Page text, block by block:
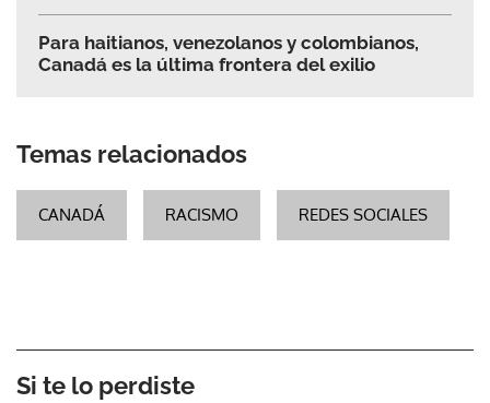
Para haitianos, venezolanos y colombianos,
Canadá es la última frontera del exilio
Temas relacionados
CANADÁ RACISMO REDES SOCIALES
Si te lo perdiste